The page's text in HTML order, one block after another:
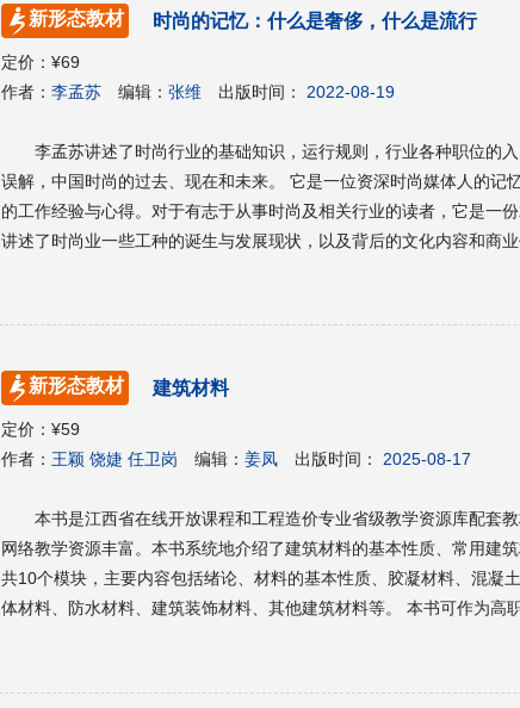
新形态教材 时尚的记忆：什么是奢侈，什么是流行
定价：¥69
作者：李孟苏 编辑：张维 出版时间： 2022-08-19
李孟苏讲述了时尚行业的基础知识，运行规则，行业各种职位的
误解，中国时尚的过去、现在和未来。 它是一位资深时尚媒体人的记
的工作经验与心得。对于有志于从事时尚及相关行业的读者，它是一
讲述了时尚业一些工种的诞生与发展现状，以及背后的文化内容和商业
为读者提供了实用的就业建议，比如：想成为一名模特、造型师、秀
证。 对于时尚消费者，它是实实在在的奢侈狂热消费降温拔草机。无
新形态教材 建筑材料
定价：¥59
作者：王颖 饶婕 任卫岗 编辑：姜凤 出版时间： 2025-08-17
本书是江西省在线开放课程和工程造价专业省级教学资源库配套
网络教学资源丰富。本书系统地介绍了建筑材料的基本性质、常用建
共10个模块，主要内容包括绪论、材料的基本性质、胶凝材料、混凝
体材料、防水材料、建筑装饰材料、其他建筑材料等。 本书可作为高